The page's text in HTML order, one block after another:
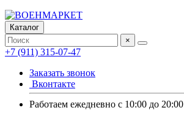
Каталог
×
+7 (911) 315-07-47
Заказать звонок
Вконтакте
Работаем ежедневно с 10:00 до 20:00